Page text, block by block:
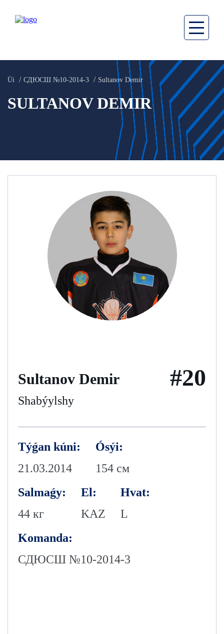
Üi СДЮСШ №10-2014-3 Sultanov Demir
SULTANOV DEMIR
Sultanov Demir
Shabýylshy
#20
Týǵan kúni:
21.03.2014
Ósýi:
154 см
Salmaǵy:
44 кг
El:
KAZ
Hvat:
L
Komanda:
СДЮСШ №10-2014-3